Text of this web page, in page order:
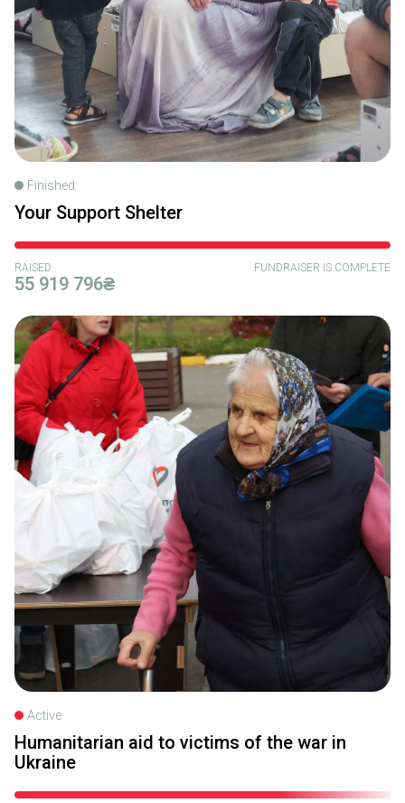
Finished
Your Support Shelter
RAISED
55 919 796₴
FUNDRAISER IS COMPLETE
Active
Humanitarian aid to victims of the war in
Ukraine